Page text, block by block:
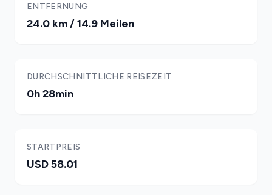
ENTFERNUNG
24.0 km / 14.9 Meilen
DURCHSCHNITTLICHE REISEZEIT
0h 28min
STARTPREIS
USD 58.01